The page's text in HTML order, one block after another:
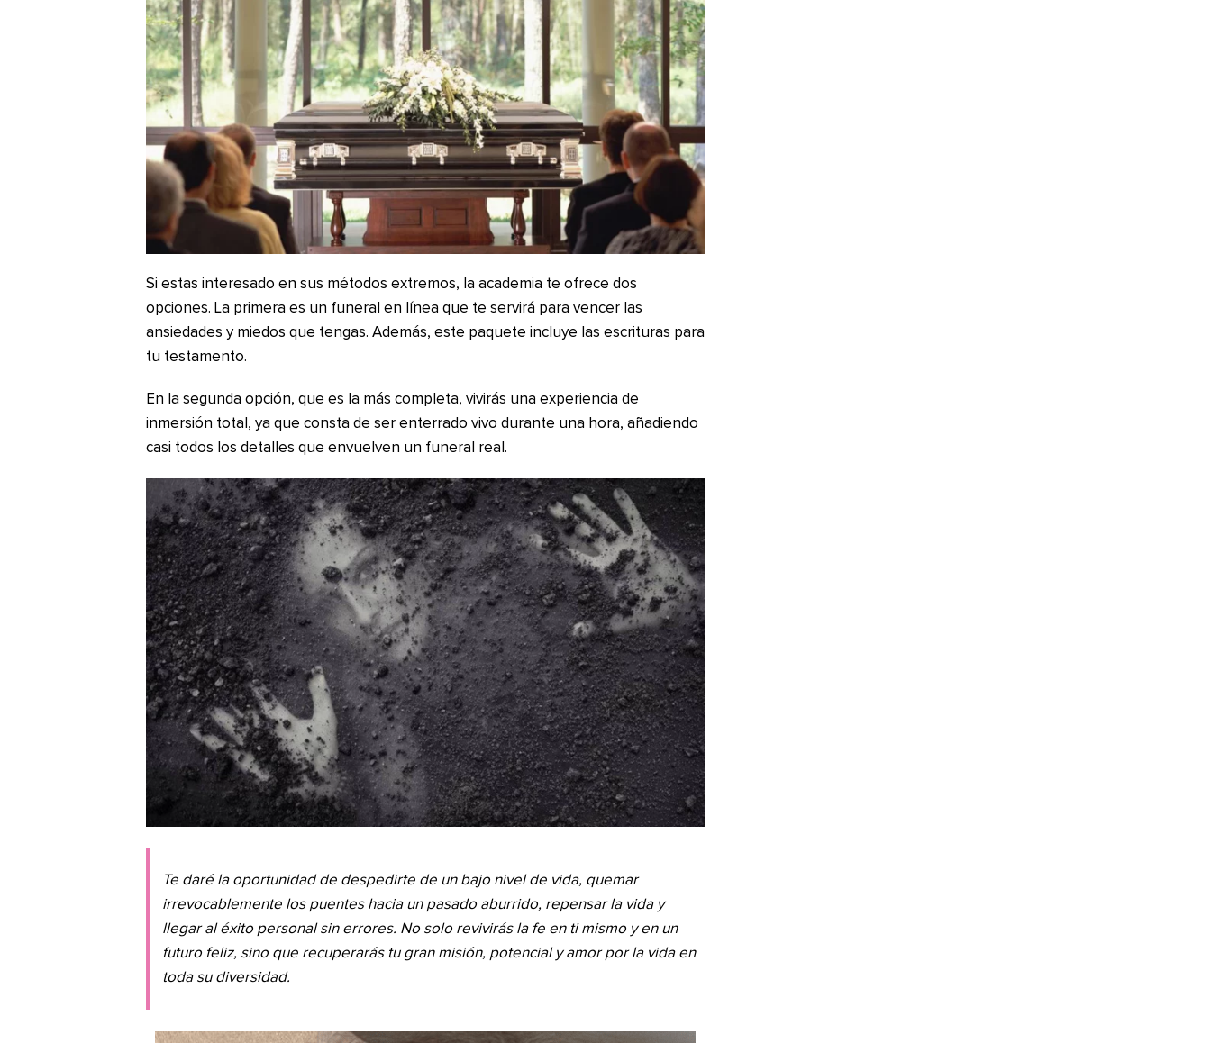
Si estas interesado en sus métodos extremos, la academia te ofrece dos
opciones. La primera es un funeral en línea que te servirá para vencer las
ansiedades y miedos que tengas. Además, este paquete incluye las escrituras para
tu testamento.
En la segunda opción, que es la más completa, vivirás una experiencia de
inmersión total, ya que consta de ser enterrado vivo durante una hora, añadiendo
casi todos los detalles que envuelven un funeral real.
Te daré la oportunidad de despedirte de un bajo nivel de vida, quemar
irrevocablemente los puentes hacia un pasado aburrido, repensar la vida y
llegar al éxito personal sin errores. No solo revivirás la fe en ti mismo y en un
futuro feliz, sino que recuperarás tu gran misión, potencial y amor por la vida en
toda su diversidad.